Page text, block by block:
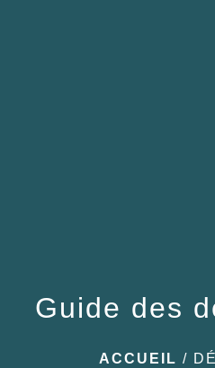
Guide des
ACCUEIL /